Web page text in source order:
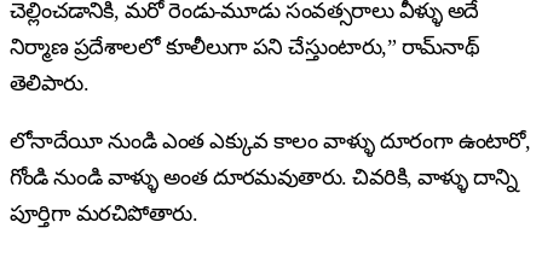
చెల్లించడానికి, మరో రెండు-మూడు సంవత్సరాలు వీళ్ళు అదే
నిర్మాణ ప్రదేశాలలో కూలీలుగా పని చేస్తుంటారు,” రామ్‌నాథ్
తెలిపారు.
లోనాదేయీ నుండి ఎంత ఎక్కువ కాలం వాళ్ళు దూరంగా ఉంటారో,
గోండి నుండి వాళ్ళు అంత దూరమవుతారు. చివరికి, వాళ్ళు దాన్ని
పూర్తిగా మరచిపోతారు.